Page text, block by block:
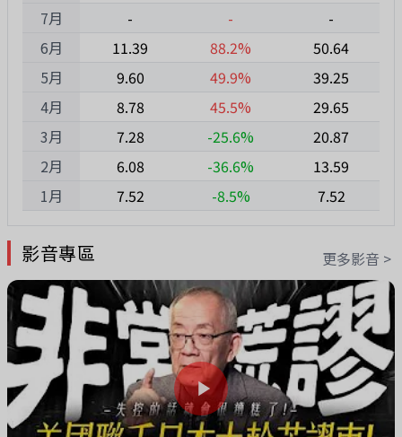
7月
6月
5月
4月
3月
2月
1月
-
-
-
11.39
88.2%
50.64
9.60
49.9%
39.25
8.78
45.5%
29.65
7.28
-25.6%
20.87
6.08
-36.6%
13.59
7.52
-8.5% 7.52
影音專區 更多影音 >